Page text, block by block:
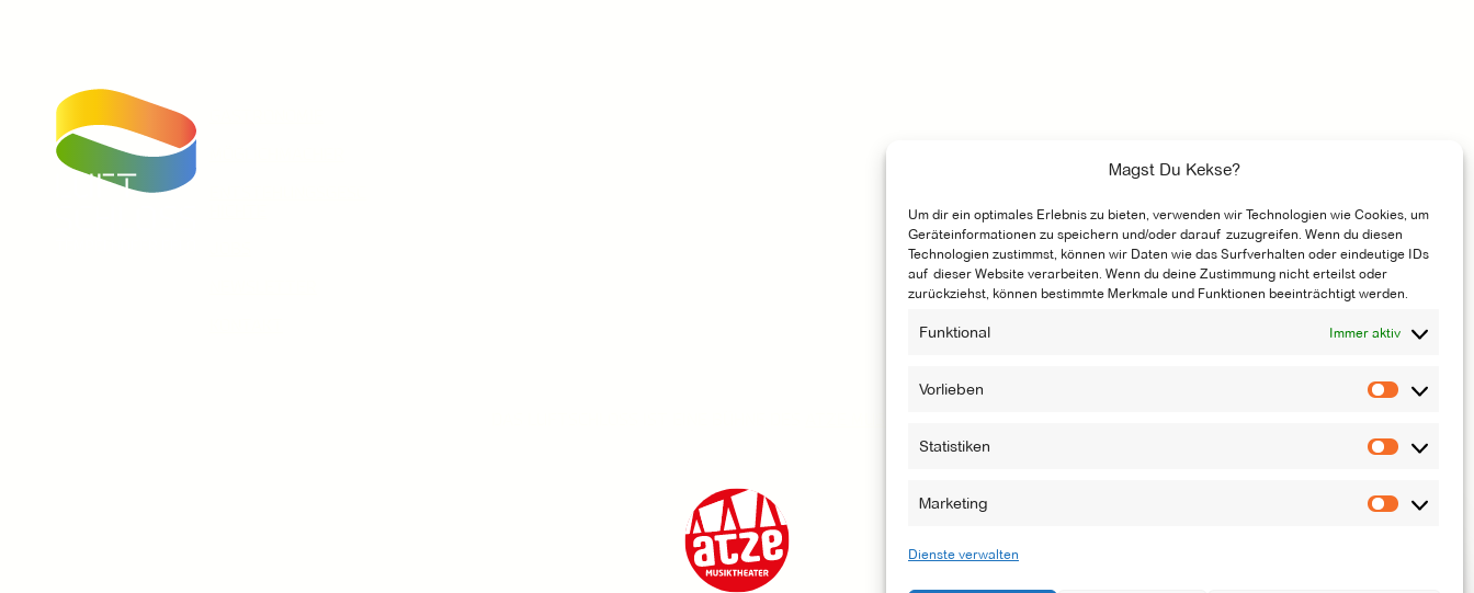
Magst Du Kekse?
Um dir ein optimales Erlebnis zu bieten, verwenden wir Technologien wie Cookies, um
Geräteinformationen zu speichern und/oder darauf zuzugreifen. Wenn du diesen
Technologien zustimmst, können wir Daten wie das Surfverhalten oder eindeutige IDs
auf dieser Website verarbeiten. Wenn du deine Zustimmung nicht erteilst oder
zurückziehst, können bestimmte Merkmale und Funktionen beeinträchtigt werden.
Funktional Immer aktiv
Vorlieben
Statistiken
Marketing
Dienste verwalten